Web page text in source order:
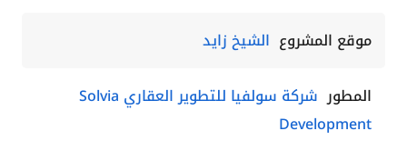
موقع المشروع الشيخ زايد
المطور
شركة سولفيا للتطوير العقاري Solvia
Development